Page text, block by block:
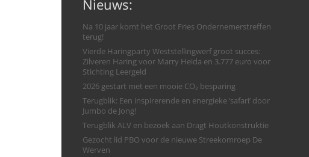
Nieuws:
Na 10 jaar komt het Groot Fries Ondernemerstreffen
terug!
Vierde Haringparty Weststellingwerf groot succes:
Zilveren Haring voor Marry Heida en 3.777 euro voor
Stichting Leergeld
2026 gestart met een mooie CO₂ besparing
Terugblik: Een inspirerende en energieke ‘safari’ door
Jumbo de Jong!
Terugblik ALV en bezoek aan Dragt Houtkonstruktie
Gezocht lid PBO voor de nieuwe Streekomroep De
Werven